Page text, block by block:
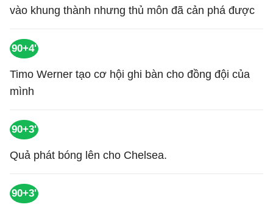
vào khung thành nhưng thủ môn đã cản phá được
90+4'
Timo Werner tạo cơ hội ghi bàn cho đồng đội của
mình
90+3'
Quả phát bóng lên cho Chelsea.
90+3'